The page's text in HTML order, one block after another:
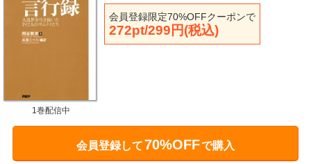
会員登録限定70%OFFクーポンで
272pt/299円(税込)
1巻配信中
会員登録して70%OFFで購入